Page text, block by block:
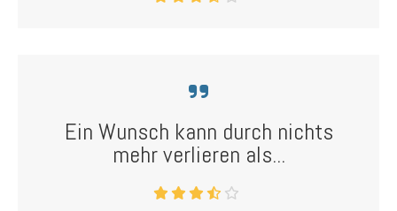
Ein Wunsch kann durch nichts
mehr verlieren als...